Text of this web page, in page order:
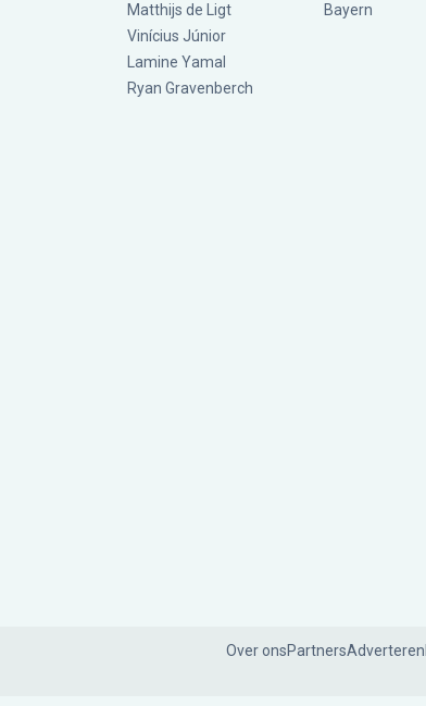
Matthijs de Ligt
Vinícius Júnior
Lamine Yamal
Ryan Gravenberch
Bayern
Over onsPartnersAdverteren